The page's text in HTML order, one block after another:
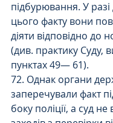
підбурювання. У
цього факту вони
діяти відповідно до
(див. практику Суду,
пунктах 49— 61).
72. Однак органи
заперечували факт
боку поліції, а суд